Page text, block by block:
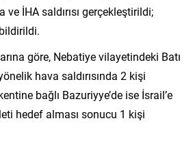
ve İHA saldırısı gerçekleştirildi;
göre, Nebatiye vilayetindeki Batı
hava saldırısında 2 kişi
bağlı Bazuriyye’de ise İsrail’e
hedef alması sonucu 1 kişi